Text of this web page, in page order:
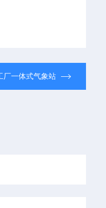
厂一体式气象站